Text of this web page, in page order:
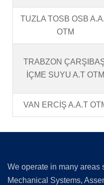
TUZLA TOSB OSB
OTM
TRABZON
İÇME SUYU A.T OTM
VAN ERCİŞ A.A.T
We operate in many areas
Mechanical Systems,